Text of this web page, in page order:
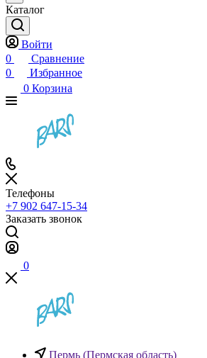
Каталог
Войти
0
Сравнение
0
Избранное
0 Корзина
Телефоны
+7 902 647-15-34
Заказать звонок
0
Пермь (Пермская область)